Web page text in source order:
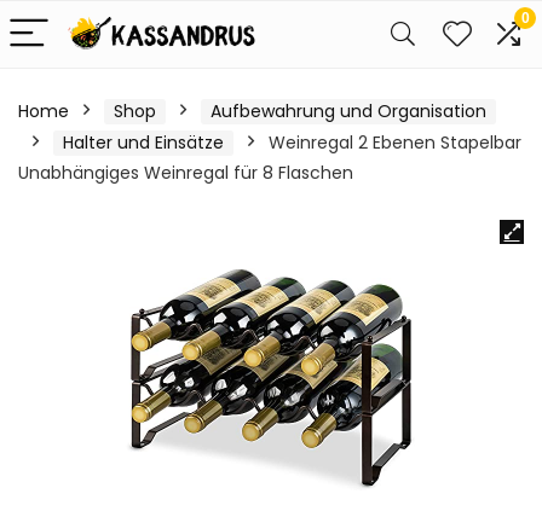
0
Home Shop
Aufbewahrung und Organisation
Halter und Einsätze
Weinregal 2 Ebenen Stapelbar
Unabhängiges Weinregal für 8 Flaschen